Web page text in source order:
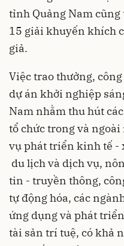
tỉnh Quảng Nam
15 giải khuyến khích
giả.
Việc trao thưởng,
dự án khởi nghiệp
Nam nhằm thu hút
tổ chức trong và
vụ phát triển kinh tế -
du lịch và dịch vụ,
tin - truyền thông,
tự động hóa, các
ứng dụng và phát
tài sản trí tuệ, có khả